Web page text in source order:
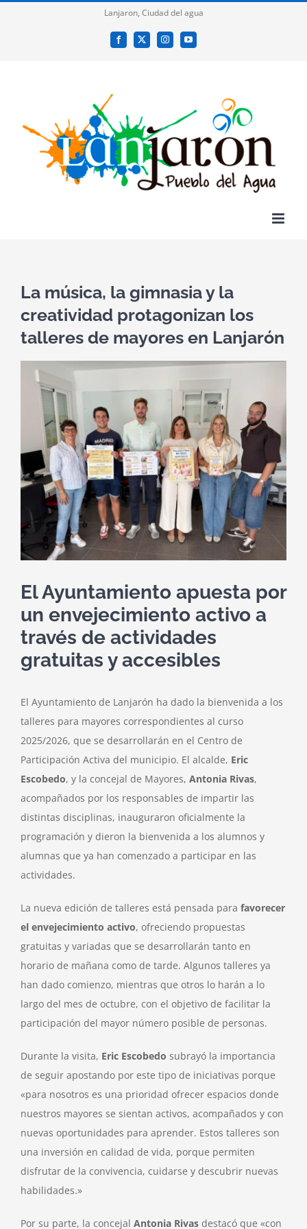
Lanjaron, Ciudad del agua
Facebook
X InstagramYouTube
La música, la gimnasia y la
creatividad protagonizan los
talleres de mayores en Lanjarón
imagen
grande
El Ayuntamiento apuesta por
un envejecimiento activo a
través de actividades
gratuitas y accesibles
El Ayuntamiento de Lanjarón ha dado la bienvenida a los
talleres para mayores correspondientes al curso
2025/2026, que se desarrollarán en el Centro de
Participación Activa del municipio. El alcalde, Eric
Escobedo, y la concejal de Mayores, Antonia Rivas,
acompañados por los responsables de impartir las
distintas disciplinas, inauguraron oficialmente la
programación y dieron la bienvenida a los alumnos y
alumnas que ya han comenzado a participar en las
actividades.
La nueva edición de talleres está pensada para favorecer
el envejecimiento activo, ofreciendo propuestas
gratuitas y variadas que se desarrollarán tanto en
horario de mañana como de tarde. Algunos talleres ya
han dado comienzo, mientras que otros lo harán a lo
largo del mes de octubre, con el objetivo de facilitar la
participación del mayor número posible de personas.
Durante la visita, Eric Escobedo subrayó la importancia
de seguir apostando por este tipo de iniciativas porque
«para nosotros es una prioridad ofrecer espacios donde
nuestros mayores se sientan activos, acompañados y con
nuevas oportunidades para aprender. Estos talleres son
una inversión en calidad de vida, porque permiten
disfrutar de la convivencia, cuidarse y descubrir nuevas
habilidades.»
Por su parte, la concejal Antonia Rivas destacó que «con